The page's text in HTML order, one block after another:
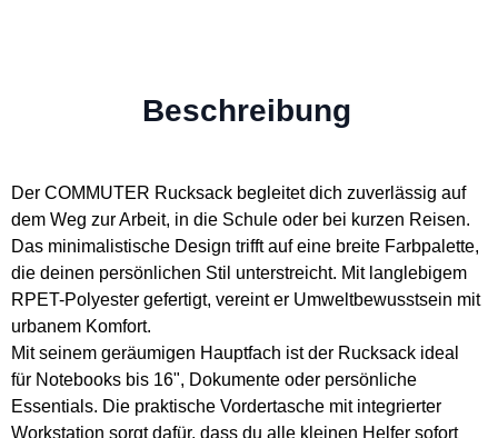
Beschreibung
Der COMMUTER Rucksack begleitet dich zuverlässig auf
dem Weg zur Arbeit, in die Schule oder bei kurzen Reisen.
Das minimalistische Design trifft auf eine breite Farbpalette,
die deinen persönlichen Stil unterstreicht. Mit langlebigem
RPET-Polyester gefertigt, vereint er Umweltbewusstsein mit
urbanem Komfort.
Mit seinem geräumigen Hauptfach ist der Rucksack ideal
für Notebooks bis 16", Dokumente oder persönliche
Essentials. Die praktische Vordertasche mit integrierter
Workstation sorgt dafür, dass du alle kleinen Helfer sofort